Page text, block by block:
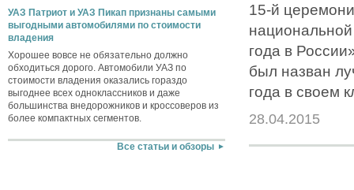
УАЗ Патриот и УАЗ Пикап признаны самыми
выгодными автомобилями по стоимости
владения
Хорошее вовсе не обязательно должно
обходиться дорого. Автомобили УАЗ по
стоимости владения оказались гораздо
выгоднее всех одноклассников и даже
большинства внедорожников и кроссоверов из
более компактных сегментов.
Все статьи и обзоры
15-й
года в
был назван
года в своем
28.04.2015